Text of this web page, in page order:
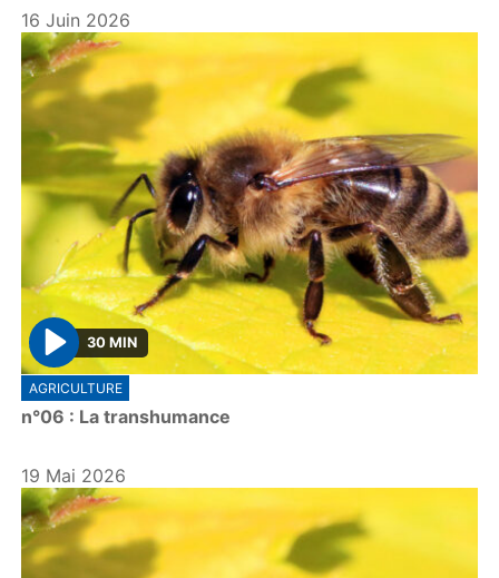
16 Juin 2026
P
l
a
30 MIN
AGRICULTURE
n°06 : La transhumance
19 Mai 2026